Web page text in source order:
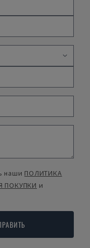
наши ПОЛИТИКА
ПОКУПКИ и